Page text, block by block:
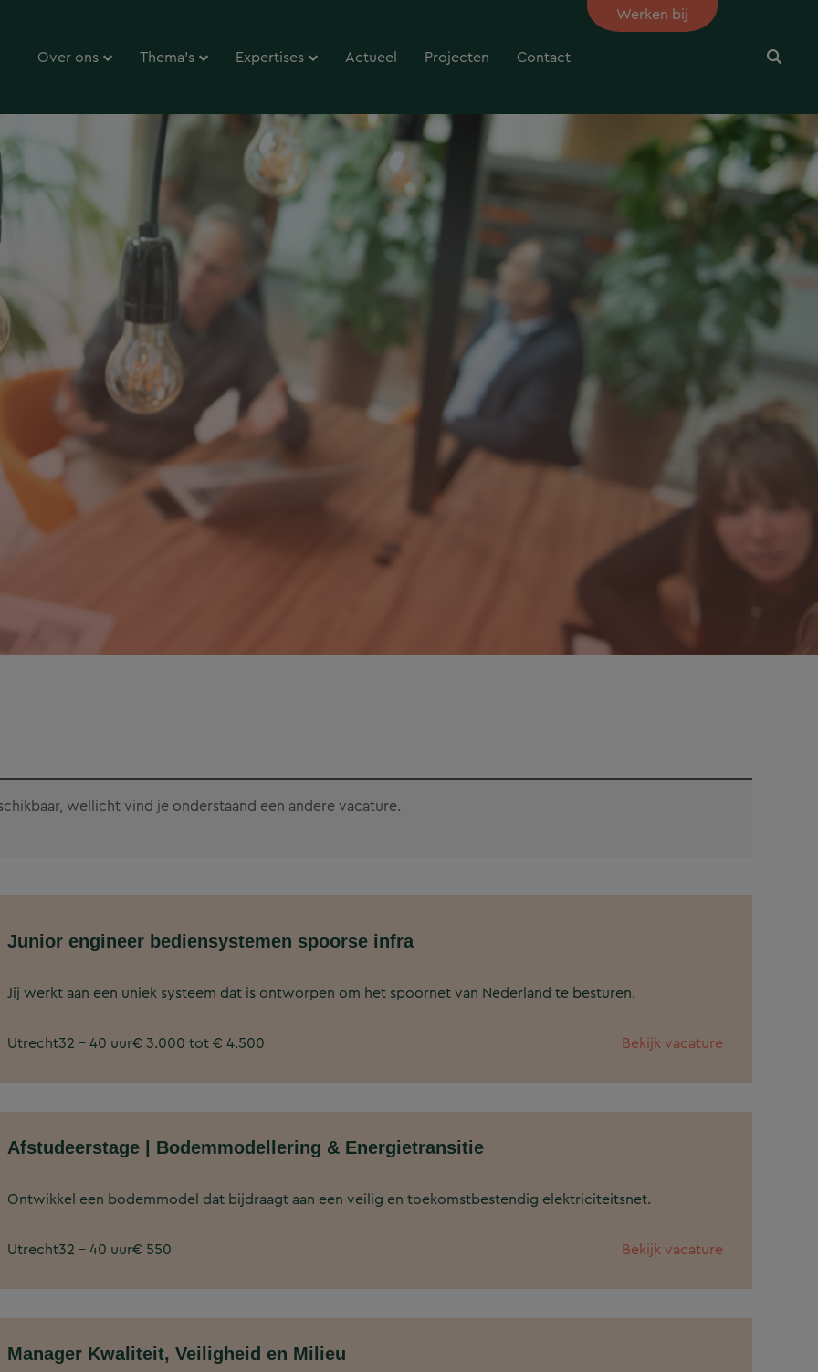
Over ons Thema’s Expertises Actueel Projecten Contact
Werken bij
wellicht vind je onderstaand een andere vacature.
Junior engineer bediensystemen spoorse infra
Jij werkt aan een uniek systeem dat is ontworpen om het spoornet van Nederland te besturen.
Utrecht32 - 40 uur€ 3.000 tot € 4.500 Bekijk vacature
Afstudeerstage | Bodemmodellering & Energietransitie
Ontwikkel een bodemmodel dat bijdraagt aan een veilig en toekomstbestendig elektriciteitsnet.
Utrecht32 - 40 uur€ 550 Bekijk vacature
Manager Kwaliteit, Veiligheid en Milieu